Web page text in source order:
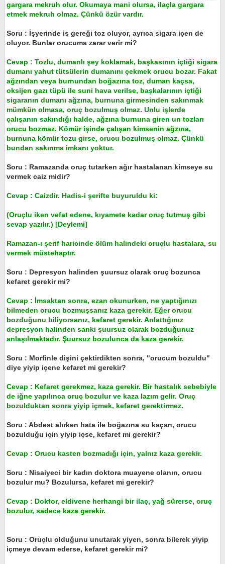
gargara mekruh olur. Okumaya mani olursa, ilaçla gargara
etmek mekruh olmaz. Çünkü özür vardır.
Soru : İşyerinde iş gereği toz oluyor, ayrıca sigara içen de
oluyor. Bunlar orucuma zarar verir mi?
Cevap : Tozlu, dumanlı şey koklamak, başkasının içtiği sigara
dumanı yahut tütsülerin dumanını çekmek orucu bozar. Fakat
ağzından veya burnundan boğazına toz, duman kaçsa,
oksijen gazı tüpü ile suni hava verilse, başkalarının içtiği
sigaranın dumanı ağzına, burnuna girmesinden sakınmak
mümkün olmasa, oruç bozulmuş olmaz. Unlu işlerde
çalışanın sakındığı halde, ağzına burnuna giren un tozları
orucu bozmaz. Kömür işinde çalışan kimsenin ağzına,
burnuna kömür tozu girse, orucu bozulmuş olmaz. Çünkü
bundan sakınma imkanı yoktur.
Soru : Ramazanda oruç tutarken ağır hastalanan kimseye su
vermek caiz midir?
Cevap : Caizdir. Hadis-i şerifte buyuruldu ki:
(Oruçlu iken vefat edene, kıyamete kadar oruç tutmuş gibi
sevap yazılır.) [Deylemi]
Ramazan-ı şerif haricinde ölüm halindeki oruçlu hastalara, su
vermek müstehaptır.
Soru : Depresyon halinden şuursuz olarak oruç bozunca
kefaret gerekir mi?
Cevap : İmsaktan sonra, ezan okunurken, ne yaptığınızı
bilmeden orucu bozmuşsanız kaza gerekir. Eğer orucu
bozduğunu biliyorsanız, kefaret gerekir. Anlattığınız
depresyon halinden sanki şuursuz olarak bozduğunuz
anlaşılmaktadır. Şuursuz bozulunca da kaza gerekir.
Soru : Morfinle dişini çektirdikten sonra, "orucum bozuldu"
diye yiyip içene kefaret mi gerekir?
Cevap : Kefaret gerekmez, kaza gerekir. Bir hastalık sebebiyle
de iğne yapılınca oruç bozulur ve kaza lazım gelir. Oruç
bozulduktan sonra yiyip içmek, kefaret gerektirmez.
Soru : Abdest alırken hata ile boğazına su kaçan, orucu
bozulduğu için yiyip içse, kefaret mi gerekir?
Cevap : Orucu kasten bozmadığı için, yalnız kaza gerekir.
Soru : Nisaiyeci bir kadın doktora muayene olanın, orucu
bozulur mu? Bozulursa, kefaret mi gerekir?
Cevap : Doktor, eldivene herhangi bir ilaç, yağ sürerse, oruç
bozulur, sadece kaza gerekir.
Soru : Oruçlu olduğunu unutarak yiyen, sonra bilerek yiyip
içmeye devam ederse, kefaret gerekir mi?